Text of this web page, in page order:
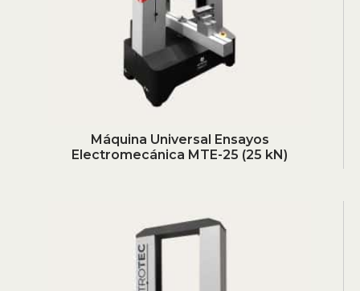
Máquina Universal Ensayos
Electromecánica MTE-25 (25 kN)